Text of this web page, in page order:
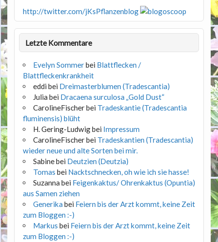
http://twitter.com/jKsPflanzenblog
Letzte Kommentare
Evelyn Sommerbei Blattflecken /
Blattfleckenkrankheit
eddibei Dreimasterblumen (Tradescantia)
Julia bei Dracaena surculosa „Gold Dust“
CarolineFischerbei Tradeskantie (Tradescantia
fluminensis) blüht
H. Gering-Ludwigbei Impressum
CarolineFischerbei Tradeskantien (Tradescantia)
wieder neue und alte Sorten bei mir.
Sabinebei Deutzien (Deutzia)
Tomas bei Nacktschnecken, oh wie ich sie hasse!
Suzanna bei Feigenkaktus/ Ohrenkaktus (Opuntia)
aus Samen ziehen
Generika bei Feiern bis der Arzt kommt, keine Zeit
zum Bloggen :-)
Markus bei Feiern bis der Arzt kommt, keine Zeit
zum Bloggen :-)